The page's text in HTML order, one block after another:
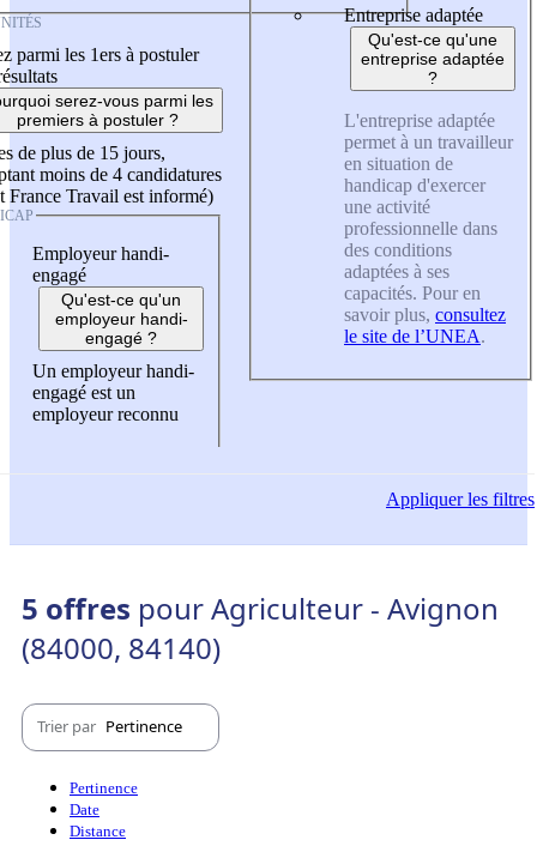
parmi les 1ers à postuler
serez-vous parmi les
premiers à postuler ?
de plus de 15 jours,
moins de 4 candidatures
France Travail est informé)
Employeur handi-
engagé
Qu'est-ce qu'un
employeur handi-
engagé ?
Un employeur handi-
engagé est un
employeur reconnu
Entreprise adaptée
Qu'est-ce qu'une
entreprise adaptée
?
L'entreprise adaptée
permet à un travailleur
en situation de
handicap d'exercer
une activité
professionnelle dans
des conditions
adaptées à ses
capacités. Pour en
savoir plus, consultez
le site de l’UNEA.
Appliquerles filtres
5 offres pour Agriculteur - Avignon
(84000, 84140)
Trier par Pertinence
Pertinence
Date
Distance